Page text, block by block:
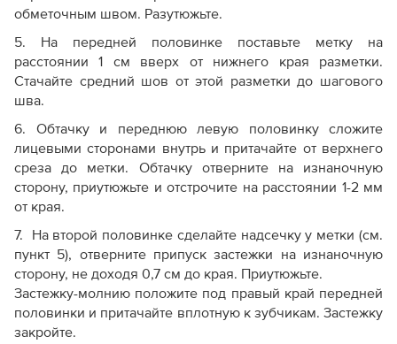
обметочным швом. Разутюжьте.
5. На передней половинке поставьте метку на
расстоянии 1 см вверх от нижнего края разметки.
Стачайте средний шов от этой разметки до шагового
шва.
6. Обтачку и переднюю левую половинку сложите
лицевыми сторонами внутрь и притачайте от верхнего
среза до метки. Обтачку отверните на изнаночную
сторону, приутюжьте и отстрочите на расстоянии 1-2 мм
от края.
7. На второй половинке сделайте надсечку у метки (см.
пункт 5), отверните припуск застежки на изнаночную
сторону, не доходя 0,7 см до края. Приутюжьте.
Застежку-молнию положите под правый край передней
половинки и притачайте вплотную к зубчикам. Застежку
закройте.